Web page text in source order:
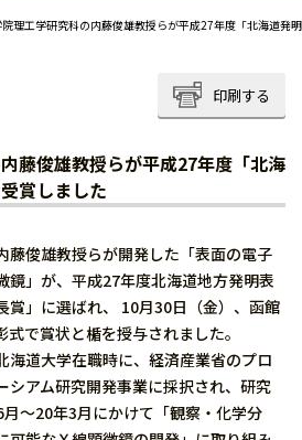
院理工学研究科の内藤俊雄教授らが平成27年度「北海道発明
印刷する
藤俊雄教授らが平成27年度「北海
賞しました
俊雄教授らが開発した「表面の電子
鏡」が、平成27年度北海道地方発明表
賞」に選ばれ、 10月30日（金）、函館
で賞状と楯を授与されました。
道大学在職時に、経済産業省のプロ
シアム研究開発事業に採択され、研究
〜20年3月にかけて「観察・化学分